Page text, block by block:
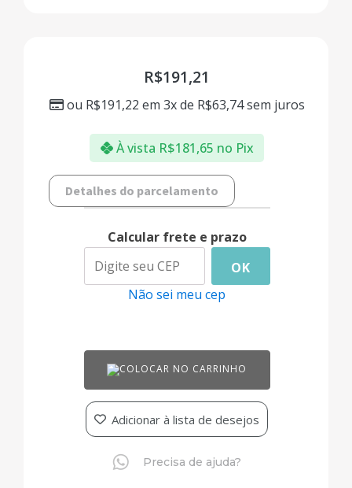
R$191,21
ou R$191,22 em 3x de R$63,74sem juros
À vista R$181,65 no Pix
Detalhes do parcelamento
Calcular frete e prazo
OK
Não sei meu cep
COLOCAR NO CARRINHO
Adicionar à lista de desejos
Precisa de ajuda?